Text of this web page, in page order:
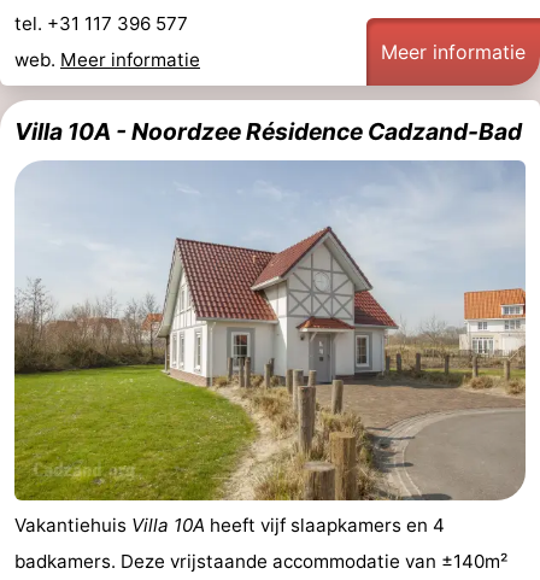
Cadzand-
Dorp
-
Retranchement
-
Natuur
Het
West-
Vlaanderen
-
Gent
De
Kust
-
Knokke-
Heist
-
Zeebrugge
-
Blankenberge
-
Wenduine
Weer
tel. +31 117 396 577
web. Meer informatie Meer informatie
Villa 10A - Noordzee Résidence Cadzand-Bad
Vakantiehuis Villa 10A heeft vijf slaapkamers en 4
badkamers. Deze vrijstaande accommodatie van ±140m²